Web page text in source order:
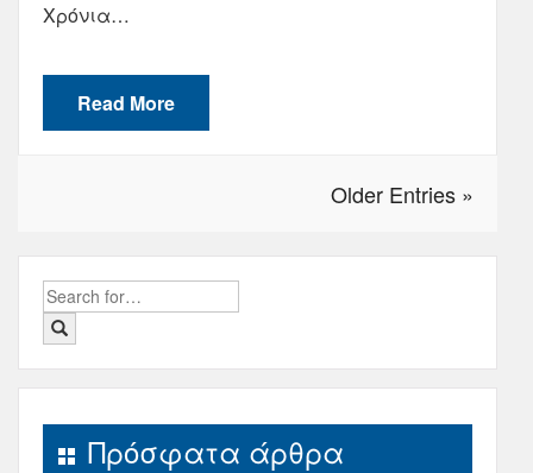
Χρόνια…
Read More
Older Entries »
Search
for:
Πρόσφατα άρθρα